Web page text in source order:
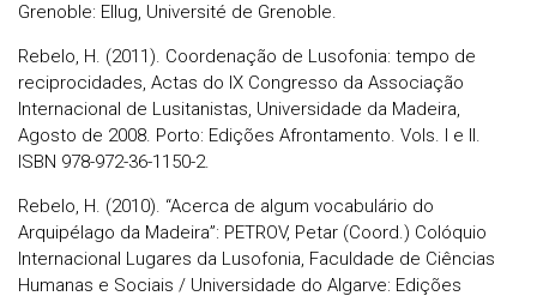
Grenoble: Ellug, Université de Grenoble.
Rebelo, H. (2011). Coordenação de Lusofonia: tempo de
reciprocidades, Actas do IX Congresso da Associação
Internacional de Lusitanistas, Universidade da Madeira,
Agosto de 2008. Porto: Edições Afrontamento. Vols. I e II.
ISBN 978-972-36-1150-2.
Rebelo, H. (2010). “Acerca de algum vocabulário do
Arquipélago da Madeira”: PETROV, Petar (Coord.) Colóquio
Internacional Lugares da Lusofonia, Faculdade de Ciências
Humanas e Sociais / Universidade do Algarve: Edições